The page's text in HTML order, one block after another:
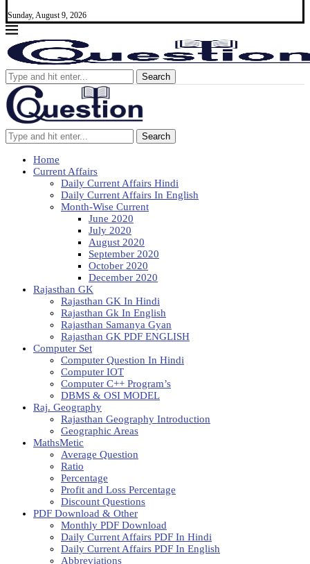
Sunday, August 9, 2026
Search
Search
Home
Current Affairs
Daily Current Affairs Hindi
Daily Current Affairs In English
Month-Wise Current
June 2020
July 2020
August 2020
September 2020
October 2020
December 2020
Rajasthan GK
Rajasthan GK In Hindi
Rajasthan Gk In English
Rajasthan Samanya Gyan
Rajasthan GK PDF ENGLISH
Computer Set
Computer Question In Hindi
Computer IOT
Computer C++ Program’s
DBMS & OSI MODEL
Raj. Geography
Rajasthan Geography Introduction
Geographic Areas
MathsMetic
Average Question
Ratio
Percentage
Profit and Loss Percentage
Discount Questions
PDF Download & Other
Monthly PDF Download
Daily Current Affairs PDF In Hindi
Daily Current Affairs PDF In English
Abbreviations